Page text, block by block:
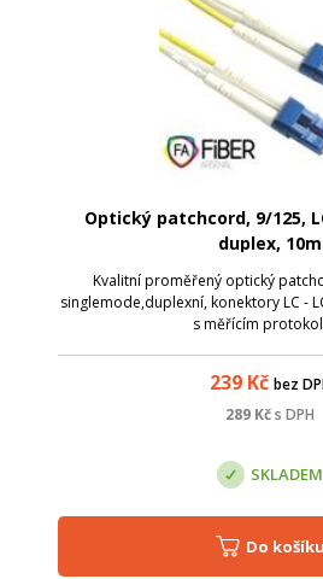
Optický patchcord, 9/125,
duplex, 10m
Kvalitní proměřený optický
singlemode,duplexní, konektory LC -
s měřícím
239Kč bez
289 Kčs DPH
SKLADEM
Do košíku